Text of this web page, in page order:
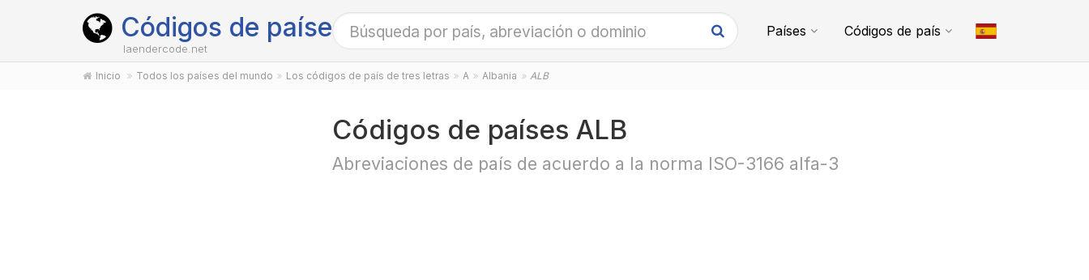
Códigos de países
laendercode.net
Países Códigos de país
Inicio Todos los países del mundo Los códigos de país de tres letras A Albania ALB
Códigos de países ALB
Abreviaciones de país de acuerdo a la norma ISO-3166 alfa-3